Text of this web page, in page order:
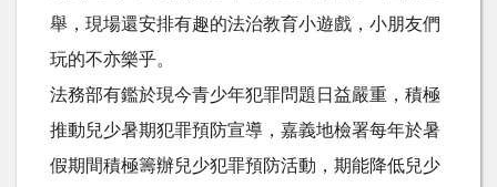
舉，現場還安排有趣的法治教育小遊戲，小朋友們
玩的不亦樂乎。
法務部有鑑於現今青少年犯罪問題日益嚴重，積極
推動兒少暑期犯罪預防宣導，嘉義地檢署每年於暑
假期間積極籌辦兒少犯罪預防活動，期能降低兒少